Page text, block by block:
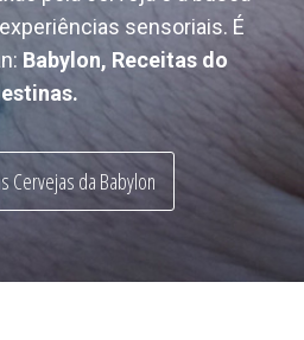
sensoriais. É
Babylon, Receitas do
Cervejas da Babylon